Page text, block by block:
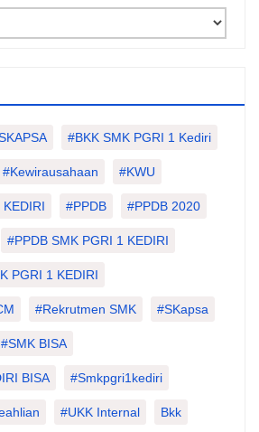
#BKK SMK PGRI 1 Kediri
#kewirausahaan #KWU
#PPDB #PPDB 2020
#PPDB SMK PGRI 1 KEDIRI
PGRI 1 KEDIRI
#Rekrutmen SMK #SKapsa
#SMK BISA
BISA #smkpgri1kediri
#UKK Internal Bkk